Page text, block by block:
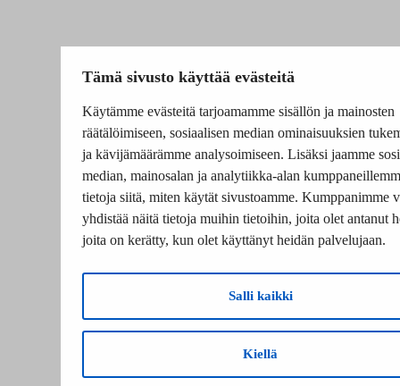
Tämä sivusto käyttää evästeitä
Käytämme evästeitä tarjoamamme sisällön ja mainosten
räätälöimiseen, sosiaalisen median ominaisuuksien
ja kävijämäärämme analysoimiseen. Lisäksi jaamme
median, mainosalan ja analytiikka-alan
tietoja siitä, miten käytät sivustoamme. Kumppanimme
yhdistää näitä tietoja muihin tietoihin, joita olet antanut
joita on kerätty, kun olet käyttänyt heidän palvelujaan.
Salli kaikki
Kiellä